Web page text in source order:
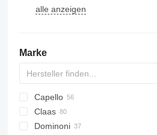
alle anzeigen
Marke
Capello
Diamant
QUASAR
1083
2188
Claas
Conspeed
Dominoni